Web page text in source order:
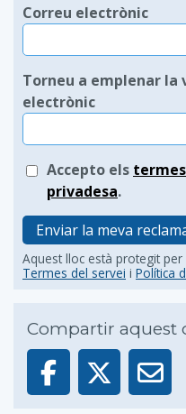
Correu electrònic
Torneu a emplenar la
electrònic
Accepto els
privadesa.
Enviar la meva
Aquest lloc està protegit per
Termes del servei i Política
Compartir aquest